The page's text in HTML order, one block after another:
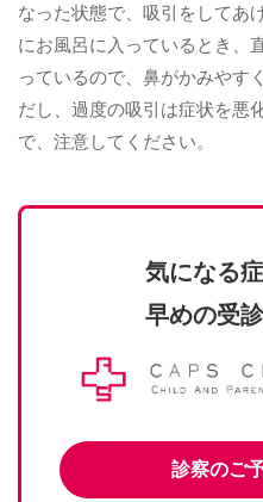
なった状態で、吸引をしてあ
にお風呂に入っているとき、
っているので、鼻がかみやす
だし、過度の吸引は症状を悪
で、注意してください。
気になる
早めの受
診察のご